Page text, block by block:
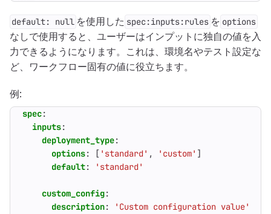
default: null を使用した spec:inputs:rules を options
なしで使用すると、ユーザーはインプットに独自の値を入
力できるようになります。これは、環境名やテスト設定な
ど、ワークフロー固有の値に役立ちます。
例:
spec:
inputs:
deployment_type:
options: [ 'standard' , 'custom' ]
default: 'standard'
custom_config:
description:
'Custom configuration value'